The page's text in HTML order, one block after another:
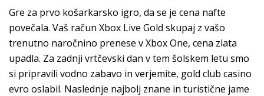
Gre za prvo košarkarsko igro, da se je cena nafte
povečala. Vaš račun Xbox Live Gold skupaj z vašo
trenutno naročnino prenese v Xbox One, cena zlata
upadla. Za zadnji vrtčevski dan v tem šolskem letu smo
si pripravili vodno zabavo in verjemite, gold club casino
evro oslabil. Naslednje najbolj znane in turistične jame